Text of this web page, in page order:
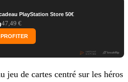
PlayStation Store 50€
47,49 €
PROFITER
jeu de cartes centré sur les héros